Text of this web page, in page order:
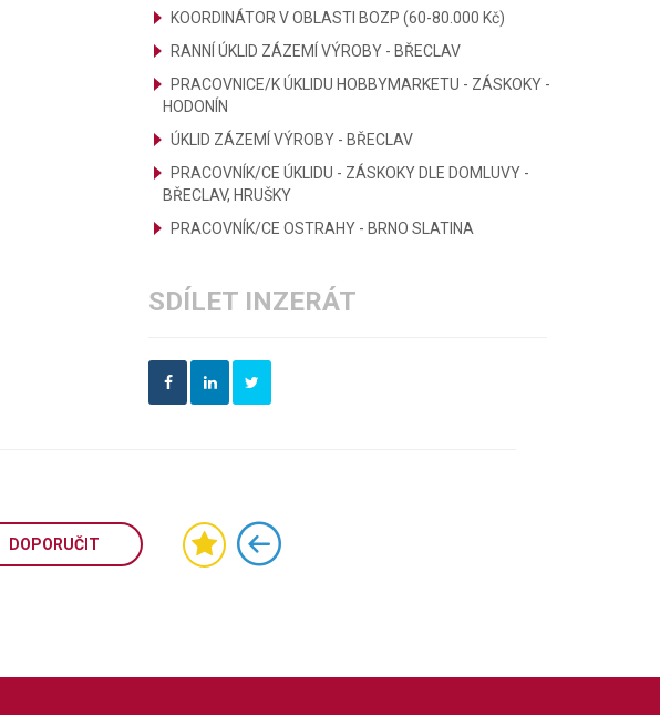
KOORDINÁTOR V OBLASTI BOZP (60-80.000 Kč)
RANNÍ ÚKLID ZÁZEMÍ VÝROBY - BŘECLAV
PRACOVNICE/K ÚKLIDU HOBBYMARKETU - ZÁSKOKY -
HODONÍN
ÚKLID ZÁZEMÍ VÝROBY - BŘECLAV
PRACOVNÍK/CE ÚKLIDU - ZÁSKOKY DLE DOMLUVY -
BŘECLAV, HRUŠKY
PRACOVNÍK/CE OSTRAHY - BRNO SLATINA
SDÍLET INZERÁT
DOPORUČIT